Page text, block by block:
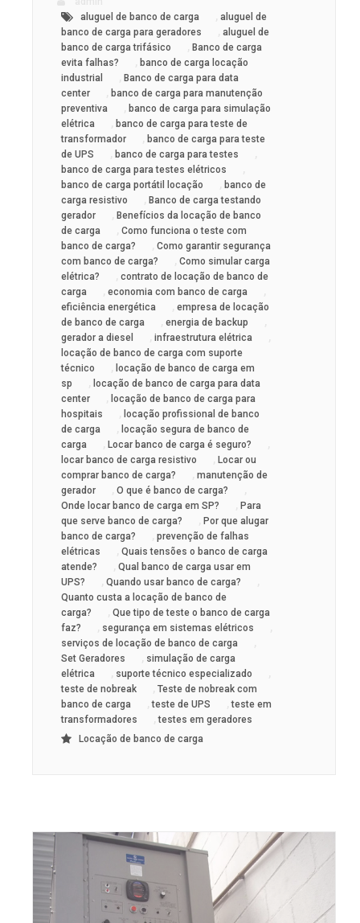
aluguel de banco de carga
aluguel de
banco de carga para geradores
aluguel de
banco de carga trifásico
Banco de carga
evita falhas?
banco de carga locação
industrial
Banco de carga para data
center
banco de carga para manutenção
preventiva
banco de carga para simulação
elétrica
banco de carga para teste de
transformador
banco de carga para teste
de UPS
banco de carga para testes
banco de carga para testes elétricos
banco de carga portátil locação
banco de
carga resistivo
Banco de carga testando
gerador
Benefícios da locação de banco
de carga
Como funciona o teste com
banco de carga?
Como garantir segurança
com banco de carga?
Como simular carga
elétrica?
contrato de locação de banco de
carga
economia com banco de carga
eficiência energética
empresa de locação
de banco de carga
energia de backup
gerador a diesel infraestrutura elétrica
locação de banco de carga com suporte
técnico
locação de banco de carga em
sp
locação de banco de carga para data
center
locação de banco de carga para
hospitais
locação profissional de banco
de carga
locação segura de banco de
carga
Locar banco de carga é seguro?
locar banco de carga resistivo
Locar ou
comprar banco de carga?
manutenção de
gerador
O que é banco de carga?
Onde locar banco de carga em SP?
Para
que serve banco de carga?
Por que alugar
banco de carga?
prevenção de falhas
elétricas
Quais tensões o banco de carga
atende?
Qual banco de carga usar em
UPS?
Quando usar banco de carga?
Quanto custa a locação de banco de
carga?
Que tipo de teste o banco de carga
faz?
segurança em sistemas elétricos
serviços de locação de banco de carga
Set Geradores
simulação de carga
elétrica
suporte técnico especializado
teste de nobreak
Teste de nobreak com
banco de carga
,teste de UPS ,teste em
transformadores
,testes em geradores
Locação de banco de carga